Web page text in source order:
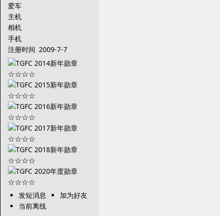
爱车
主机
相机
手机
注册时间 2009-7-7
发短消息
加为好友
当前离线